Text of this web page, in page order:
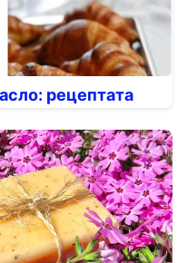
рецептата